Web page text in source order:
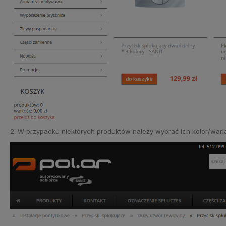
2. W przypadku niektórych produktów należy wybrać ich kolor/